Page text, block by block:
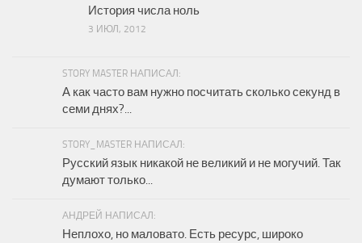
История числа ноль
3 ИЮЛ, 2012
STORY MASTER НАПИСАЛ:
А как часто вам нужно посчитать сколько секунд в
семи днях?...
STORY_MASTER НАПИСАЛ:
Русский язык никакой не великий и не могучий. Так
думают только...
АНДРЕЙ НАПИСАЛ:
Неплохо, но маловато. Есть ресурс, широко